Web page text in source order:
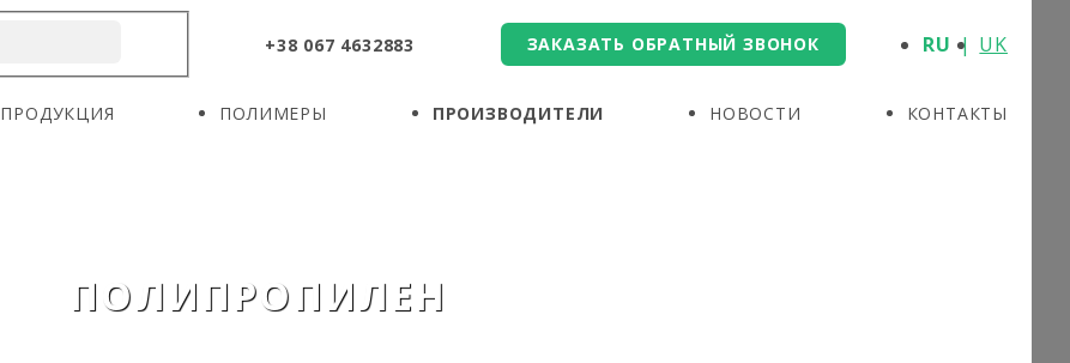
+38 067 4632883 ЗАКАЗАТЬ ОБРАТНЫЙ ЗВОНОК RU UK
ПРОДУКЦИЯ ПОЛИМЕРЫ ПРОИЗВОДИТЕЛИ НОВОСТИ КОНТАКТЫ
ПОЛИПРОПИЛЕН
О КОМПАНИИ
ПРОИЗВОДИТЕЛИ